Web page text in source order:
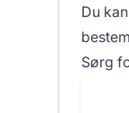
Du
Sørg